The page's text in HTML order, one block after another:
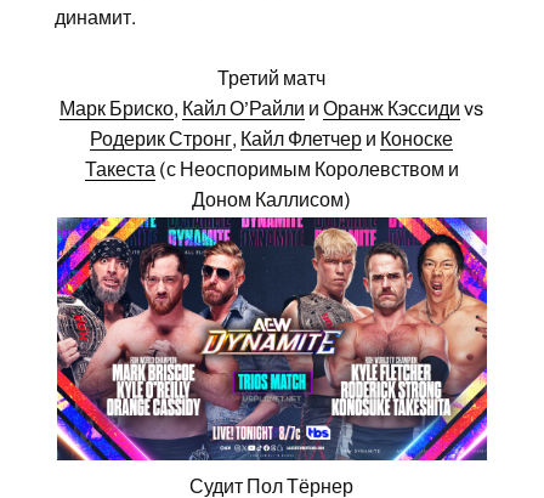
динамит.
Третий матч
Марк Бриско, Кайл О’Райли иОранж Кэссиди vs
Родерик Стронг, Кайл Флетчер и Коноске
Такеста(с Неоспоримым Королевством и
Доном Каллисом)
Судит Пол Тёрнер